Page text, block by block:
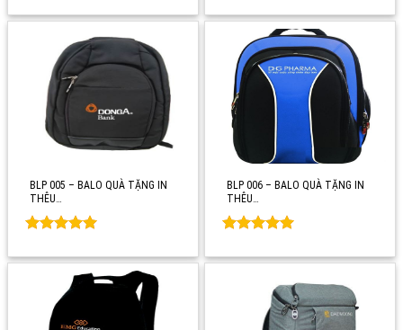
out of 5
out of 5
BLP 005 – BALO QUÀ TẶNG IN
THÊU…
out of 5
BLP 006 – BALO QUÀ TẶNG IN
THÊU…
out of 5